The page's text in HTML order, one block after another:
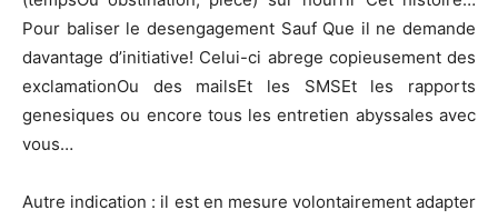
Pour baliser le desengagement Sauf Que il ne demande
davantage d’initiative! Celui-ci abrege copieusement des
exclamationOu des mailsEt les SMSEt les rapports
genesiques ou encore tous les entretien abyssales avec
vous…
Autre indication : il est en mesure volontairement adapter